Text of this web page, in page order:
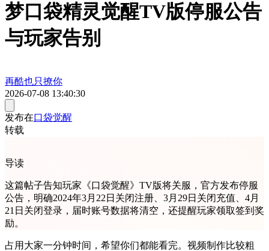
梦口袋精灵觉醒TV版停服公告
与玩家告别
再酷也只撩你
2026-07-08 13:40:30
发布在口袋觉醒
转载
导读
这篇帖子告知玩家《口袋觉醒》TV版将关服，官方发布停服
公告，明确2024年3月22日关闭注册、3月29日关闭充值、4月
21日关闭登录，届时账号数据将清空，还提醒玩家领取签到奖
励。
占用大家一分钟时间，希望你们都能看完。视频制作比较粗